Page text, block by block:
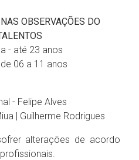
OBSERVAÇÕES DO
- até 23 anos
06 a 11 anos
- Felipe Alves
| Guilherme Rodrigues
alterações de acordo